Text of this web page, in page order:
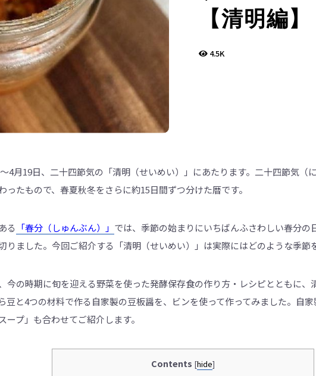
し
ま
す。
日
本
と
ア
の
発
酵
食
世
界
に
も
知
っ
て
も
ら
え
よ
【清明編】
4.5K
4月19日、二十四節気の「清明（せいめい）」にあたります。二十四節気（
ったもので、春夏秋冬をさらに約15日間ずつ分けた暦です。
る 「春分（しゅんぶん）」 では、季節の始まりにいちばんふさわしい春分の
りました。今回ご紹介する「清明（せいめい）」は実際にはどのような季節
今の時期に旬を迎える野菜を使った発酵保存食の作り方・レシピとともに、
豆と4つの材料で作る自家製の豆板醤を、ビンを使って作ってみました。自
ープ」も合わせてご紹介します。
Contents [hide]